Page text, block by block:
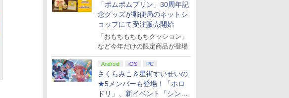
「ポムポムプリン」30周年記
念グッズが郵便局のネットシ
ョップにて受注販売開始
「おもちもちもちクッション」
など今年だけの限定商品が登場
Android iOS PC
さくらみこ＆星街すいせいの
★5メンバーも登場！「ホロ
ドリ」、新イベント「シンク